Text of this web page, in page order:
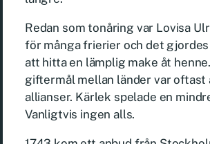
Redan som tonåring var Lovisa
för många frierier och det
att hitta en lämplig make åt
giftermål mellan länder var oftast
allianser. Kärlek spelade en
Vanligtvis ingen alls.